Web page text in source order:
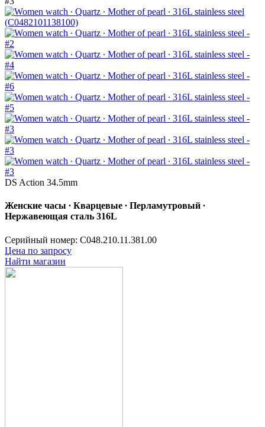
DS Action 34.5mm
Женские часы ∙ Кварцевые ∙ Перламутровый ∙
Нержавеющая сталь 316L
Серийный номер: C048.210.11.381.00
Цена по запросу
Найти магазин